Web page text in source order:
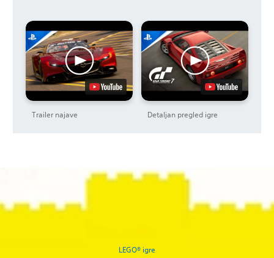
Trailer najave Detaljan pregled igre
LEGO® igre